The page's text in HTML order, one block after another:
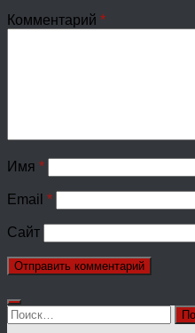
Комментарий *
Имя *
Email *
Сайт
Найти: